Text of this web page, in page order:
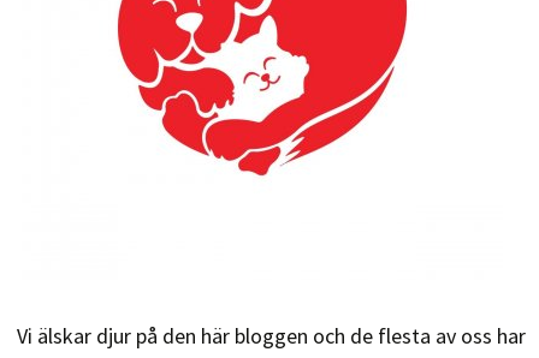
Vi älskar djur på den här bloggen och de flesta av oss har